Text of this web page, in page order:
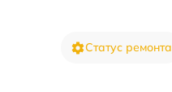
Статус ремонта